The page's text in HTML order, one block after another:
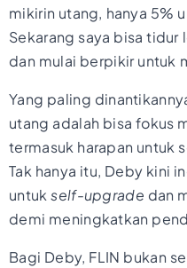
mikirin utang, hanya 5%
Sekarang saya bisa
dan mulai berpikir untuk
Yang paling
utang adalah bisa fokus
termasuk harapan untuk
Tak hanya itu, Deby kini
untukself-upgrade dan
demi meningkatkan
Bagi Deby, FLIN bukan